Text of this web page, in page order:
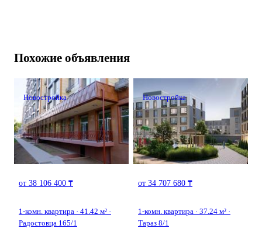
Похожие объявления
Новостройка
от 38 106 400 ₸
1-комн. квартира · 41.42 м² ·
Радостовца 165/1
Новостройка
от 34 707 680 ₸
1-комн. квартира · 37.24 м² ·
Тараз 8/1